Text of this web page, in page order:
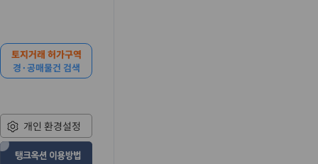
토지거래 허가구역
경·공매물건 검색
개인 환경설정